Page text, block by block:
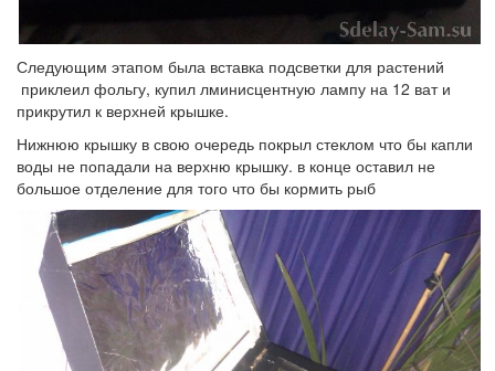
Следующим этапом была вставка подсветки для растений
приклеил фольгу, купил лминисцентную лампу на 12 ват и
прикрутил к верхней крышке.
Нижнюю крышку в свою очередь покрыл стеклом что бы капли
воды не попадали на верхню крышку. в конце оставил не
большое отделение для того что бы кормить рыб